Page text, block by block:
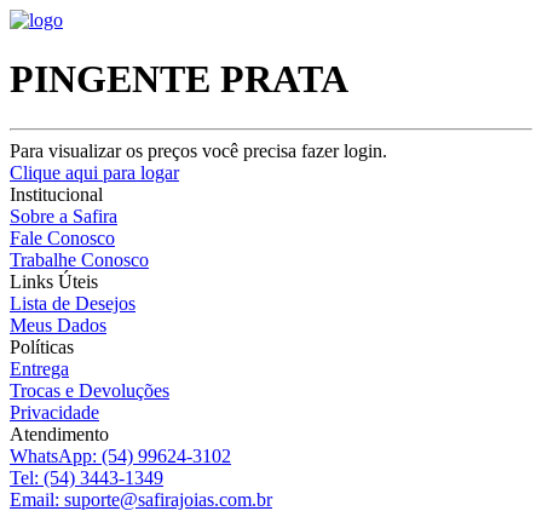
PINGENTE PRATA
Para visualizar os preços você precisa fazer login.
Clique aqui para logar
Institucional
Sobre a Safira
Fale Conosco
Trabalhe Conosco
Links Úteis
Lista de Desejos
Meus Dados
Políticas
Entrega
Trocas e Devoluções
Privacidade
Atendimento
WhatsApp: (54) 99624-3102
Tel: (54) 3443-1349
Email: suporte@safirajoias.com.br